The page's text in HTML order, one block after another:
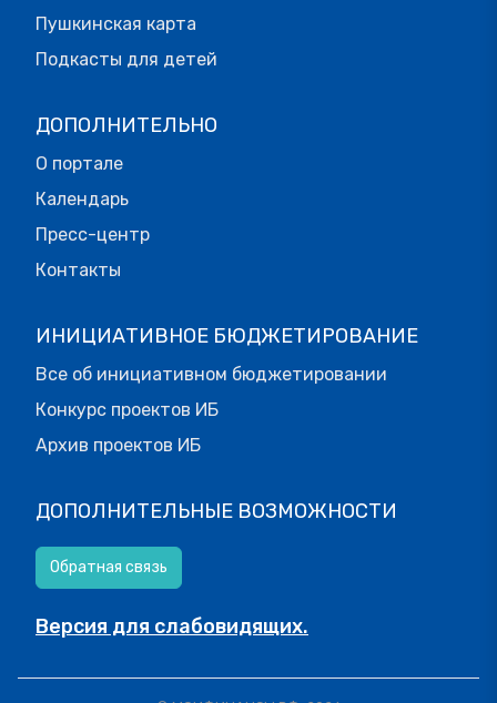
Пушкинская карта
Подкасты для детей
ДОПОЛНИТЕЛЬНО
О портале
Календарь
Пресс-центр
Контакты
ИНИЦИАТИВНОЕ БЮДЖЕТИРОВАНИЕ
Все об инициативном бюджетировании
Конкурс проектов ИБ
Архив проектов ИБ
ДОПОЛНИТЕЛЬНЫЕ ВОЗМОЖНОСТИ
Обратная связь
Версия для слабовидящих.